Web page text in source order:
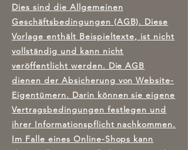
Dies sind die Allgemeinen
Geschäftsbedingungen (AGB). Diese
Vorlage enthält Beispieltexte, ist nicht
vollständig und kann nicht
veröffentlicht werden. Die AGB
dienen der Absicherung von Website-
Eigentümern. Darin können sie eigene
Vertragsbedingungen festlegen und
ihrer Informationspflicht nachkommen.
Im Falle eines Online-Shops kann